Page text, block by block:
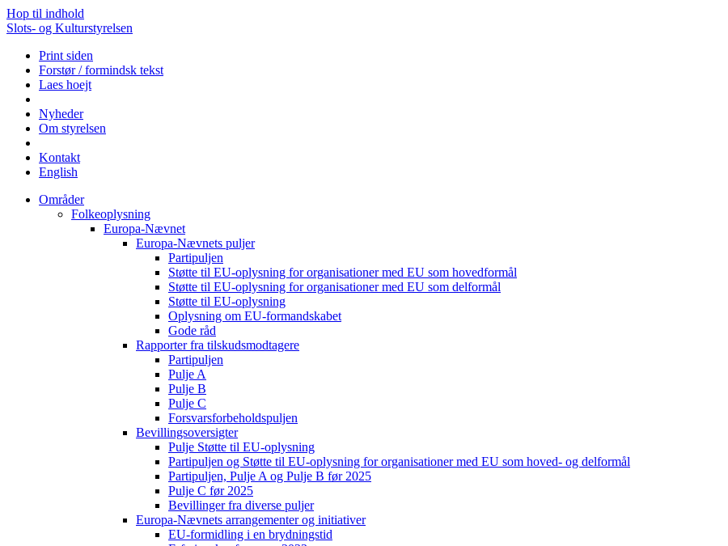
Hop til indhold
Slots- og Kulturstyrelsen
Print siden
Forstør / formindsk tekst
Laes hoejt
Nyheder
Om styrelsen
Kontakt
English
Områder
Folkeoplysning
Europa-Nævnet
Europa-Nævnets puljer
Partipuljen
Støtte til EU-oplysning for organisationer med EU som hovedformål
Støtte til EU-oplysning for organisationer med EU som delformål
Støtte til EU-oplysning
Oplysning om EU-formandskabet
Gode råd
Rapporter fra tilskudsmodtagere
Partipuljen
Pulje A
Pulje B
Pulje C
Forsvarsforbeholdspuljen
Bevillingsoversigter
Pulje Støtte til EU-oplysning
Partipuljen og Støtte til EU-oplysning for organisationer med EU som hoved- og delformål
Partipuljen, Pulje A og Pulje B før 2025
Pulje C før 2025
Bevillinger fra diverse puljer
Europa-Nævnets arrangementer og initiativer
EU-formidling i en brydningstid